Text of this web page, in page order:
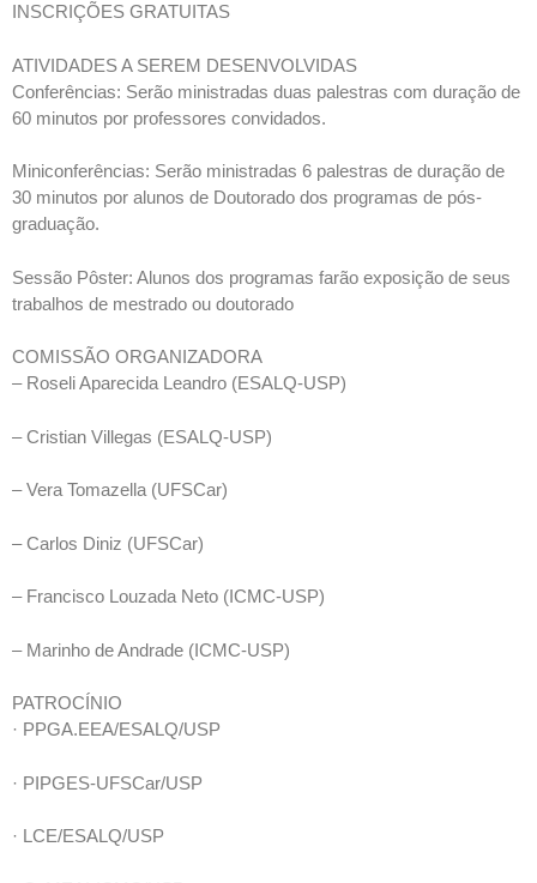
INSCRIÇÕES GRATUITAS
ATIVIDADES A SEREM DESENVOLVIDAS
Conferências: Serão ministradas duas palestras com duração de
60 minutos por professores convidados.
Miniconferências: Serão ministradas 6 palestras de duração de
30 minutos por alunos de Doutorado dos programas de pós-
graduação.
Sessão Pôster: Alunos dos programas farão exposição de seus
trabalhos de mestrado ou doutorado
COMISSÃO ORGANIZADORA
– Roseli Aparecida Leandro (ESALQ-USP)
– Cristian Villegas (ESALQ-USP)
– Vera Tomazella (UFSCar)
– Carlos Diniz (UFSCar)
– Francisco Louzada Neto (ICMC-USP)
– Marinho de Andrade (ICMC-USP)
PATROCÍNIO
· PPGA.EEA/ESALQ/USP
· PIPGES-UFSCar/USP
· LCE/ESALQ/USP